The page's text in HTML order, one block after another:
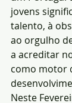
jovens
talento, à
ao orgulho
a acreditar
como motor
Neste